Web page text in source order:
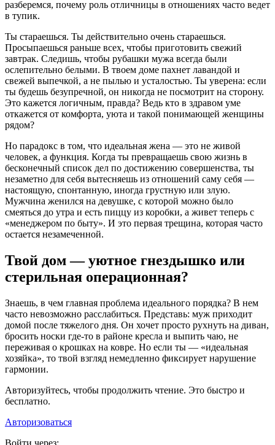
разберемся, почему роль отличницы в отношениях часто ведет
в тупик.
Ты стараешься. Ты действительно очень стараешься.
Просыпаешься раньше всех, чтобы приготовить свежий
завтрак. Следишь, чтобы рубашки мужа всегда были
ослепительно белыми. В твоем доме пахнет лавандой и
свежей выпечкой, а не пылью и усталостью. Ты уверена: если
ты будешь безупречной, он никогда не посмотрит на сторону.
Это кажется логичным, правда? Ведь кто в здравом уме
откажется от комфорта, уюта и такой понимающей женщины
рядом?
Но парадокс в том, что идеальная жена — это не живой
человек, а функция. Когда ты превращаешь свою жизнь в
бесконечный список дел по достижению совершенства, ты
незаметно для себя вытесняешь из отношений саму себя —
настоящую, спонтанную, иногда грустную или злую.
Мужчина женился на девушке, с которой можно было
смеяться до утра и есть пиццу из коробки, а живет теперь с
«менеджером по быту». И это первая трещина, которая часто
остается незамеченной.
Твой дом — уютное гнездышко или
стерильная операционная?
Знаешь, в чем главная проблема идеального порядка? В нем
часто невозможно расслабиться. Представь: муж приходит
домой после тяжелого дня. Он хочет просто рухнуть на диван,
бросить носки где-то в районе кресла и выпить чаю, не
переживая о крошках на ковре. Но если ты — «идеальная
хозяйка», то твой взгляд немедленно фиксирует нарушение
гармонии.
Авторизуйтесь, чтобы продолжить чтение. Это быстро и
бесплатно.
Авторизоваться
Войти через: